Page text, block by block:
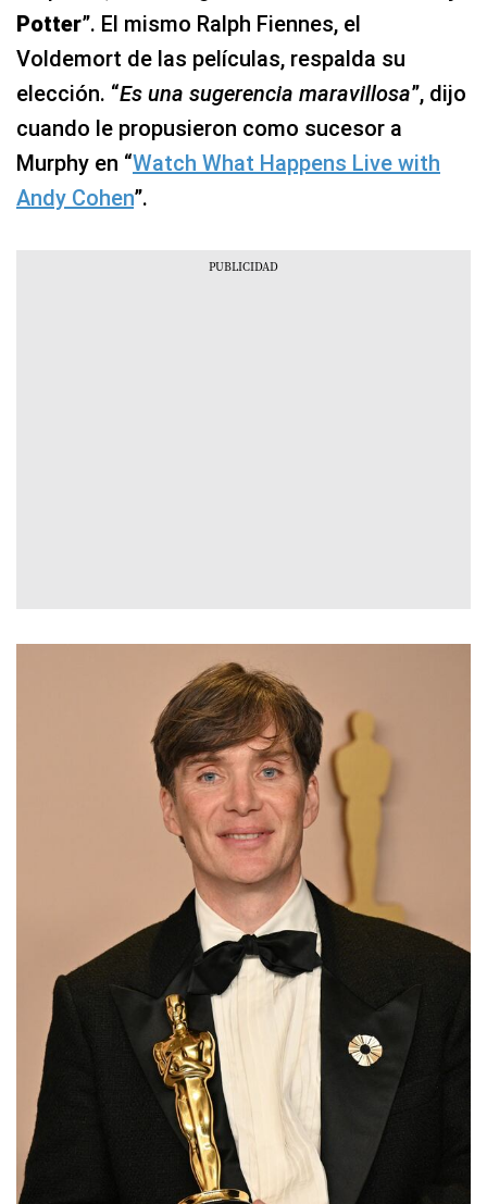
Potter”. El mismo Ralph Fiennes, el
Voldemort de las películas, respalda su
elección. “Es una sugerencia maravillosa”, dijo
cuando le propusieron como sucesor a
Murphy en “Watch What Happens Live with
Andy Cohen”.